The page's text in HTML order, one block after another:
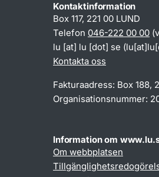
Kontaktinformation
Box 117, 221 00 LUND
Telefon 046-222 00 00
lu [at] lu [dot] se
Kontakta oss
Fakturaadress: Box 188,
Organisationsnummer:
Information om
Om webbplatsen